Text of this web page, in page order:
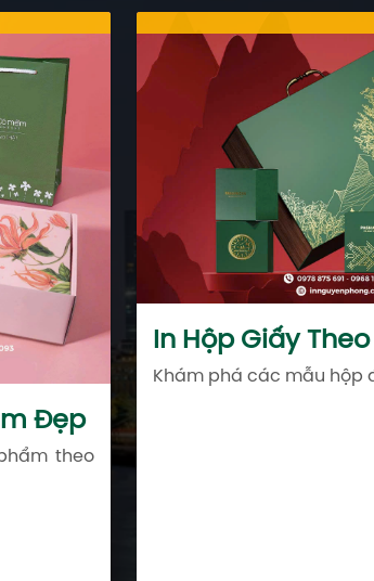
Đẹp
theo
In Hộp Giấy
Khám phá các mẫu hộp